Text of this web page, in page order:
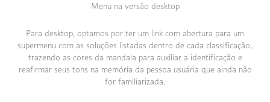
Menu na versão desktop
Para desktop, optamos por ter um link com abertura para um
supermenu com as soluções listadas dentro de cada classificação,
trazendo as cores da mandala para auxiliar a identificação e
reafirmar seus tons na memória da pessoa usuária que ainda não
for familiarizada.